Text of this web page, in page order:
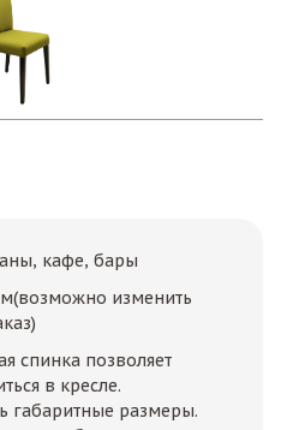
кафе, бары
изменить
спинка позволяет
в кресле.
габаритные размеры.